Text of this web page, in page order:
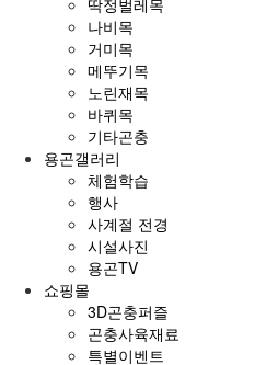
딱정벌레목
나비목
거미목
메뚜기목
노린재목
바퀴목
기타곤충
용곤갤러리
체험학습
행사
사계절 전경
시설사진
용곤TV
쇼핑몰
3D곤충퍼즐
곤충사육재료
특별이벤트